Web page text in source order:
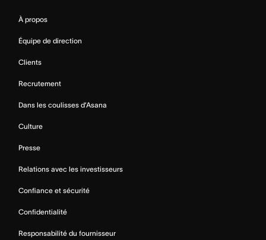
À propos
Équipe de direction
Clients
Recrutement
Dans les coulisses d’Asana
Culture
Presse
Relations avec les investisseurs
Confiance et sécurité
Confidentialité
Responsabilité du fournisseur